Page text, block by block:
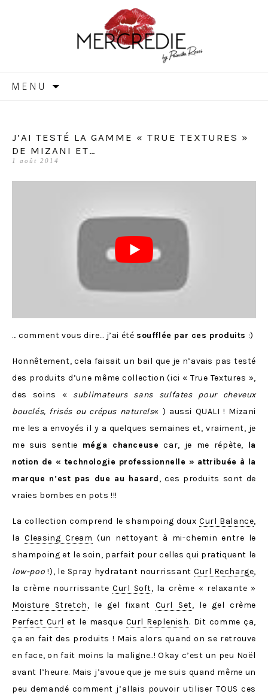
MERCREDIE
MENU
J’AI TESTÉ LA GAMME « TRUE TEXTURES »
DE MIZANI ET…
1 août 2014
… comment vous dire… j’ai été soufflée par ces produits :)
Honnêtement, cela faisait un bail que je n’avais pas testé
des produits d’une même collection (ici « True Textures »,
des soins « sublimateurs sans sulfates pour cheveux
bouclés, frisés ou crépus naturels« ) aussi QUALI ! Mizani
me les a envoyés il y a quelques semaines et, vraiment, je
me suis sentie méga chanceuse car, je me répète, la
notion de « technologie professionnelle » attribuée à la
marque n’est pas due au hasard, ces produits sont de
vraies bombes en pots !!!
La collection comprend le shampoing douxCurl Balance,
la Cleasing Cream (un nettoyant à mi-chemin entre le
shampoing et le soin, parfait pour celles qui pratiquent le
low-poo !), le Spray hydratant nourrissantCurl Recharge,
la crème nourrissanteCurl Soft, la crème « relaxante »
Moisture Stretch, le gel fixant Curl Set, le gel crème
Perfect Curl et le masque Curl Replenish. Dit comme ça,
ça en fait des produits ! Mais alors quand on se retrouve
en face, on fait moins la maligne..! Okay c’est un peu Noël
avant l’heure. Mais j’avoue que je me suis quand même un
peu demandé comment j’allais pouvoir utiliser TOUS ces